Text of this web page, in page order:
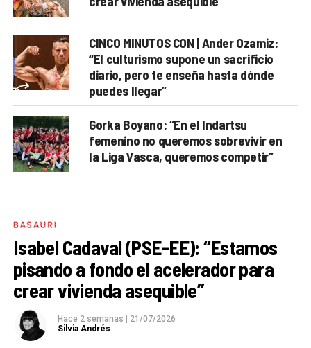
CINCO MINUTOS CON | Ander Ozamiz:
“El culturismo supone un sacrificio
diario, pero te enseña hasta dónde
puedes llegar”
Gorka Boyano: “En el Indartsu
femenino no queremos sobrevivir en
la Liga Vasca, queremos competir”
BASAURI
Isabel Cadaval (PSE-EE): “Estamos
pisando a fondo el acelerador para
crear vivienda asequible”
Hace 2 semanas
21/07/2026
Silvia Andrés